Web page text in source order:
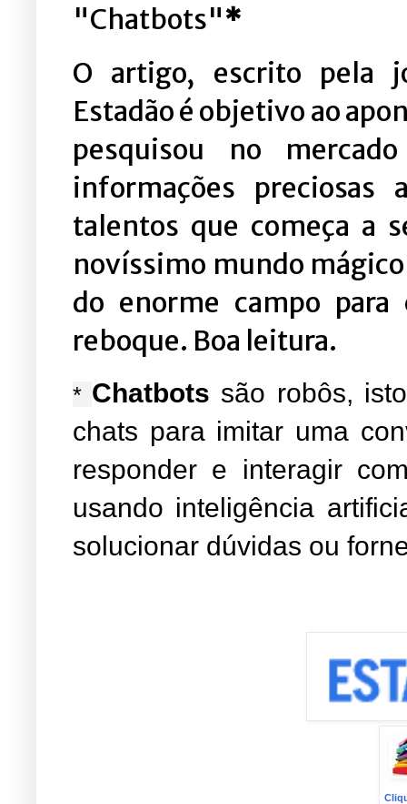
"Chatbots"*
O artigo, escrito pela
Estadão é objetivo ao
pesquisou no
informações preciosas
talentos que começa a
novíssimo mundo
do enorme campo
reboque. Boa leitura.
* Chatbots são robôs,
chats para imitar uma
responder e interagir
usando inteligência
solucionar dúvidas ou